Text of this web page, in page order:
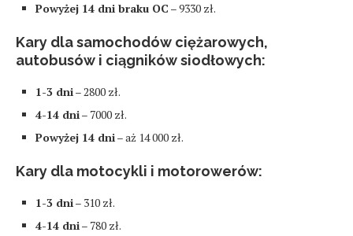
Powyżej 14 dni braku OC – 9330 zł.
Kary dla samochodów ciężarowych,
autobusów i ciągników siodłowych:
1-3 dni– 2800 zł.
4-14 dni– 7000 zł.
Powyżej 14 dni– aż 14 000 zł.
Kary dla motocykli i motorowerów:
1-3 dni– 310 zł.
4-14 dni– 780 zł.